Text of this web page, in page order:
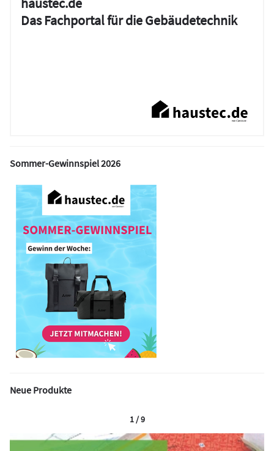
Das Fachportal für die Gebäudetechnik
Sommer-Gewinnspiel 2026
Neue Produkte
1 / 9